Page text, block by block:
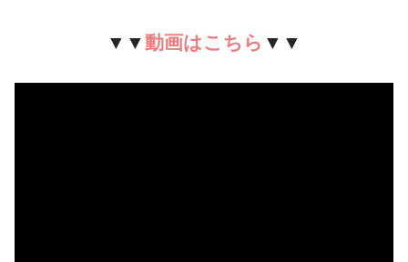
▼▼動画はこちら ▼▼